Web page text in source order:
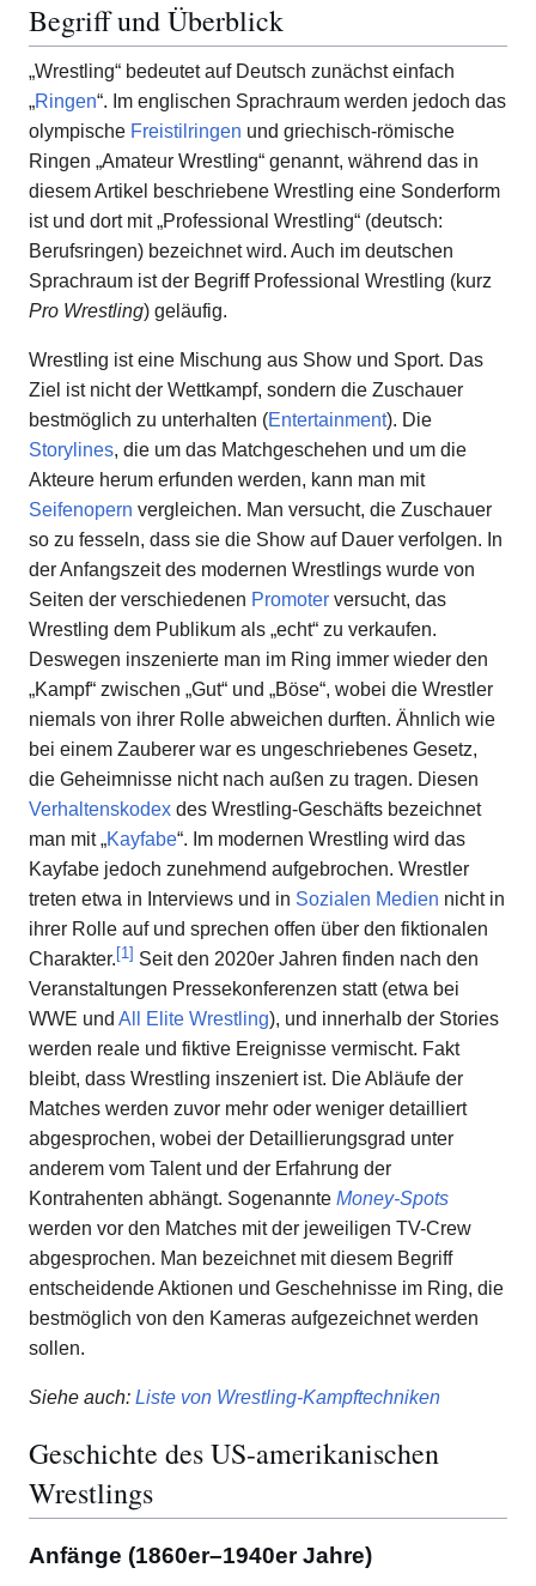
Begriff und Überblick
„Wrestling“ bedeutet auf Deutsch zunächst einfach
„Ringen“. Im englischen Sprachraum werden jedoch das
olympische Freistilringen und griechisch-römische
Ringen „Amateur Wrestling“ genannt, während das in
diesem Artikel beschriebene Wrestling eine Sonderform
ist und dort mit „Professional Wrestling“ (deutsch:
Berufsringen) bezeichnet wird. Auch im deutschen
Sprachraum ist der Begriff Professional Wrestling (kurz
Pro Wrestling) geläufig.
Wrestling ist eine Mischung aus Show und Sport. Das
Ziel ist nicht der Wettkampf, sondern die Zuschauer
bestmöglich zu unterhalten (Entertainment). Die
Storylines, die um das Matchgeschehen und um die
Akteure herum erfunden werden, kann man mit
Seifenopern vergleichen. Man versucht, die Zuschauer
so zu fesseln, dass sie die Show auf Dauer verfolgen. In
der Anfangszeit des modernen Wrestlings wurde von
Seiten der verschiedenen Promoter versucht, das
Wrestling dem Publikum als „echt“ zu verkaufen.
Deswegen inszenierte man im Ring immer wieder den
„Kampf“ zwischen „Gut“ und „Böse“, wobei die Wrestler
niemals von ihrer Rolle abweichen durften. Ähnlich wie
bei einem Zauberer war es ungeschriebenes Gesetz,
die Geheimnisse nicht nach außen zu tragen. Diesen
Verhaltenskodex des Wrestling-Geschäfts bezeichnet
man mit „Kayfabe“. Im modernen Wrestling wird das
Kayfabe jedoch zunehmend aufgebrochen. Wrestler
treten etwa in Interviews und in Sozialen Medien nicht in
ihrer Rolle auf und sprechen offen über den fiktionalen
Charakter. [1 ] Seit den 2020er Jahren finden nach den
Veranstaltungen Pressekonferenzen statt (etwa bei
WWE und All Elite Wrestling), und innerhalb der Stories
werden reale und fiktive Ereignisse vermischt. Fakt
bleibt, dass Wrestling inszeniert ist. Die Abläufe der
Matches werden zuvor mehr oder weniger detailliert
abgesprochen, wobei der Detaillierungsgrad unter
anderem vom Talent und der Erfahrung der
Kontrahenten abhängt. Sogenannte Money-Spots
werden vor den Matches mit der jeweiligen TV-Crew
abgesprochen. Man bezeichnet mit diesem Begriff
entscheidende Aktionen und Geschehnisse im Ring, die
bestmöglich von den Kameras aufgezeichnet werden
sollen.
Siehe auch: Liste von Wrestling-Kampftechniken
Geschichte des US-amerikanischen
Wrestlings
Anfänge (1860er–1940er Jahre)